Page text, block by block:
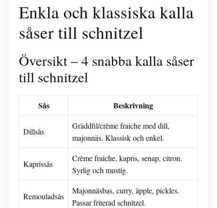
Enkla och klassiska kalla
såser till schnitzel
Översikt – 4 snabba kalla såser
till schnitzel
Sås Beskrivning
Dillsås
Gräddfil/crème fraiche med dill,
majonnäs. Klassisk och enkel.
Kaprissås
Crème fraiche, kapris, senap, citron.
Syrlig och mustig.
Remouladsås
Majonnäsbas, curry, äpple, pickles.
Passar friterad schnitzel.